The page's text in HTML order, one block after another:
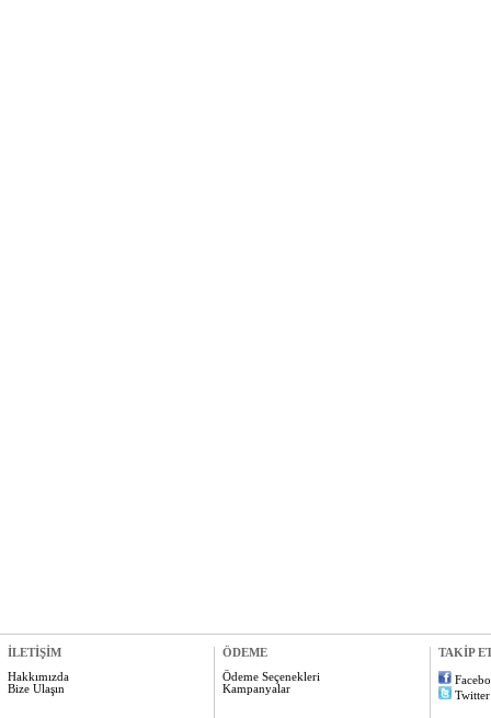
İLETİŞİM
Hakkımızda
Bize Ulaşın
ÖDEME
Ödeme Seçenekleri
Kampanyalar
TAKİP
Twitter